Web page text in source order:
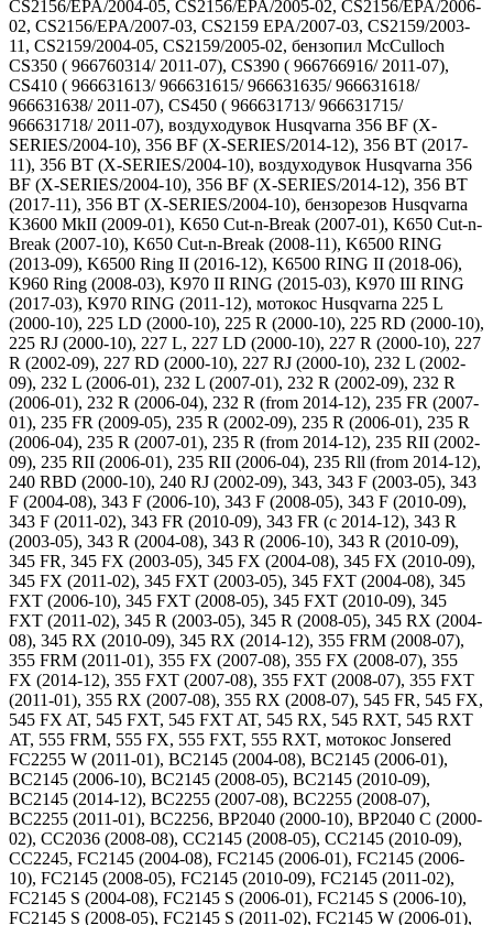
CS2156/EPA/2004-05, CS2156/EPA/2005-02, CS2156/EPA/2006-
02, CS2156/EPA/2007-03, CS2159 EPA/2007-03, CS2159/2003-
11, CS2159/2004-05, CS2159/2005-02, бензопил McCulloch
CS350 ( 966760314/ 2011-07), CS390 ( 966766916/ 2011-07),
CS410 ( 966631613/ 966631615/ 966631635/ 966631618/
966631638/ 2011-07), CS450 ( 966631713/ 966631715/
966631718/ 2011-07), воздуходувок Husqvarna 356 BF (X-
SERIES/2004-10), 356 BF (X-SERIES/2014-12), 356 BT (2017-
11), 356 BT (X-SERIES/2004-10), воздуходувок Husqvarna 356
BF (X-SERIES/2004-10), 356 BF (X-SERIES/2014-12), 356 BT
(2017-11), 356 BT (X-SERIES/2004-10), бензорезов Husqvarna
K3600 MkII (2009-01), K650 Cut-n-Break (2007-01), K650 Cut-n-
Break (2007-10), K650 Cut-n-Break (2008-11), K6500 RING
(2013-09), K6500 Ring II (2016-12), K6500 RING II (2018-06),
K960 Ring (2008-03), K970 II RING (2015-03), K970 III RING
(2017-03), K970 RING (2011-12), мотокос Husqvarna 225 L
(2000-10), 225 LD (2000-10), 225 R (2000-10), 225 RD (2000-10),
225 RJ (2000-10), 227 L, 227 LD (2000-10), 227 R (2000-10), 227
R (2002-09), 227 RD (2000-10), 227 RJ (2000-10), 232 L (2002-
09), 232 L (2006-01), 232 L (2007-01), 232 R (2002-09), 232 R
(2006-01), 232 R (2006-04), 232 R (from 2014-12), 235 FR (2007-
01), 235 FR (2009-05), 235 R (2002-09), 235 R (2006-01), 235 R
(2006-04), 235 R (2007-01), 235 R (from 2014-12), 235 RII (2002-
09), 235 RII (2006-01), 235 RII (2006-04), 235 Rll (from 2014-12),
240 RBD (2000-10), 240 RJ (2002-09), 343, 343 F (2003-05), 343
F (2004-08), 343 F (2006-10), 343 F (2008-05), 343 F (2010-09),
343 F (2011-02), 343 FR (2010-09), 343 FR (c 2014-12), 343 R
(2003-05), 343 R (2004-08), 343 R (2006-10), 343 R (2010-09),
345 FR, 345 FX (2003-05), 345 FX (2004-08), 345 FX (2010-09),
345 FX (2011-02), 345 FXT (2003-05), 345 FXT (2004-08), 345
FXT (2006-10), 345 FXT (2008-05), 345 FXT (2010-09), 345
FXT (2011-02), 345 R (2003-05), 345 R (2008-05), 345 RX (2004-
08), 345 RX (2010-09), 345 RX (2014-12), 355 FRM (2008-07),
355 FRM (2011-01), 355 FX (2007-08), 355 FX (2008-07), 355
FX (2014-12), 355 FXT (2007-08), 355 FXT (2008-07), 355 FXT
(2011-01), 355 RX (2007-08), 355 RX (2008-07), 545 FR, 545 FX,
545 FX AT, 545 FXT, 545 FXT AT, 545 RX, 545 RXT, 545 RXT
AT, 555 FRM, 555 FX, 555 FXT, 555 RXT, мотокос Jonsered
FC2255 W (2011-01), BC2145 (2004-08), BC2145 (2006-01),
BC2145 (2006-10), BC2145 (2008-05), BC2145 (2010-09),
BC2145 (2014-12), BC2255 (2007-08), BC2255 (2008-07),
BC2255 (2011-01), BC2256, BP2040 (2000-10), BP2040 C (2000-
02), CC2036 (2008-08), CC2145 (2008-05), CC2145 (2010-09),
CC2245, FC2145 (2004-08), FC2145 (2006-01), FC2145 (2006-
10), FC2145 (2008-05), FC2145 (2010-09), FC2145 (2011-02),
FC2145 S (2004-08), FC2145 S (2006-01), FC2145 S (2006-10),
FC2145 S (2008-05), FC2145 S (2011-02), FC2145 W (2006-01),